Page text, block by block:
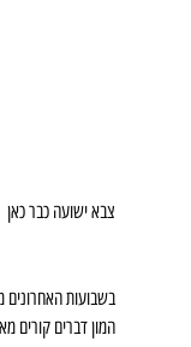
צבא ישועה כבר כאן
בשבועות האחרונים
המון דברים קורים